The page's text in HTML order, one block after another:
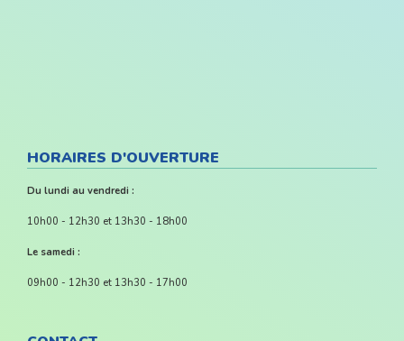
HORAIRES D'OUVERTURE
Du lundi au vendredi :
10h00 - 12h30 et 13h30 - 18h00
Le samedi :
09h00 - 12h30 et 13h30 - 17h00